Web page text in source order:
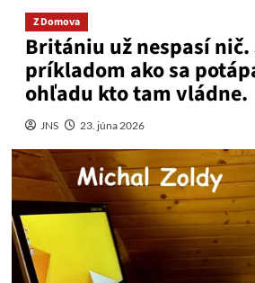
Z Domova
Britániu už nespasí nič.
príkladom ako sa
ohľadu kto tam vládne.
JNS 23. júna 2026